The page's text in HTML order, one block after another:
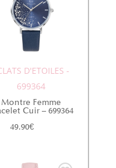
D'ETOILES -
699364
Montre Femme
Cuir – 699364
49.90€